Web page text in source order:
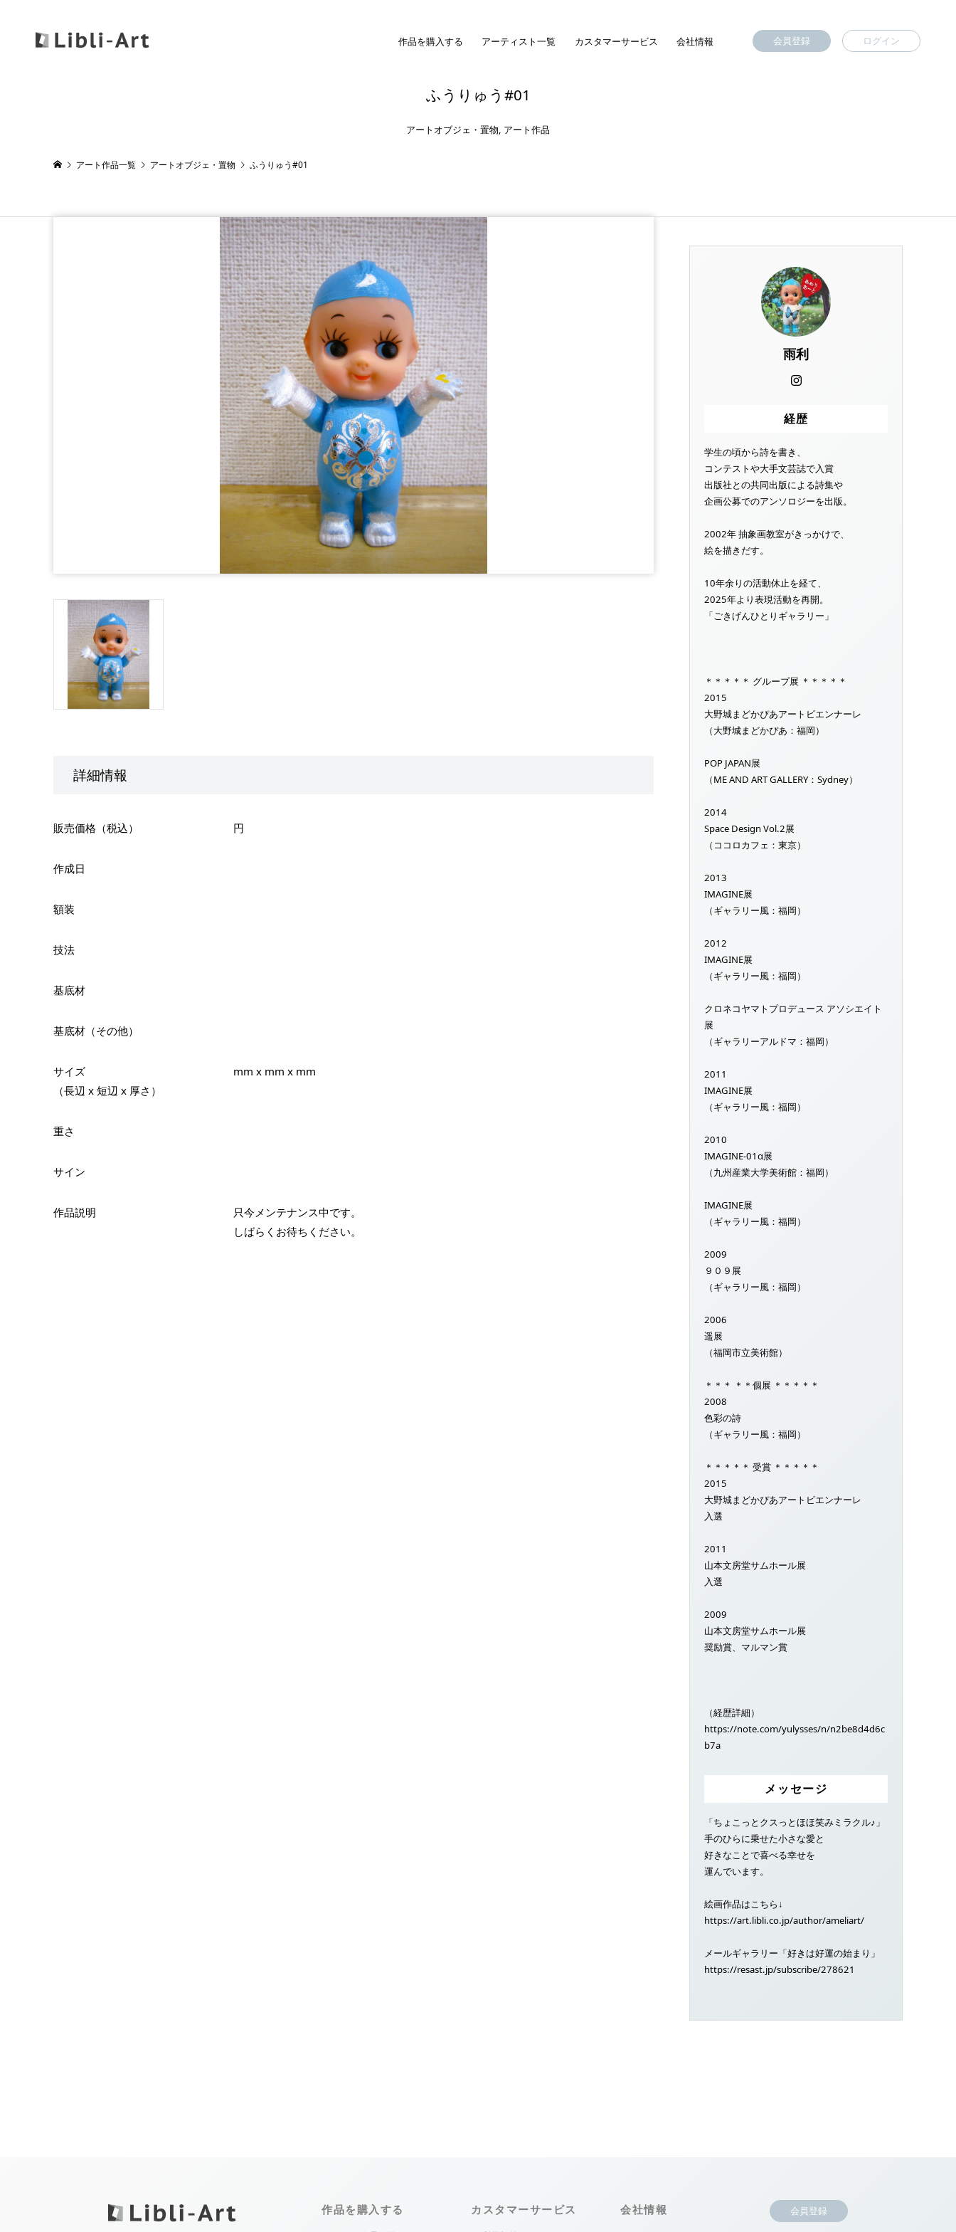
作品を購入する アーティスト一覧 カスタマーサービス 会社情報 会員登録 ログイン
ふうりゅう#01
アートオブジェ・置物, アート作品
アート作品一覧 アートオブジェ・置物 ふうりゅう#01
詳細情報
販売価格（税込） 円
作成日
額装
技法
基底材
基底材（その他）
サイズ
（長辺 x 短辺 x 厚さ）
mm x mm x mm
重さ
サイン
作品説明
只今メンテナンス中です。
しばらくお待ちください。
雨利
経歴
学生の頃から詩を書き、
コンテストや大手文芸誌で入賞
出版社との共同出版による詩集や
企画公募でのアンソロジーを出版。
2002年 抽象画教室がきっかけで、
絵を描きだす。
10年余りの活動休止を経て、
2025年より表現活動を再開。
「ごきげんひとりギャラリー」
＊＊＊＊＊ グループ展 ＊＊＊＊＊
2015
大野城まどかぴあアートビエンナーレ
（大野城まどかぴあ：福岡）
POP JAPAN展
（ME AND ART GALLERY：Sydney）
2014
Space Design Vol.2展
（ココロカフェ：東京）
2013
IMAGINE展
（ギャラリー風：福岡）
2012
IMAGINE展
（ギャラリー風：福岡）
クロネコヤマトプロデュース アソシエイト
展
（ギャラリーアルドマ：福岡）
2011
IMAGINE展
（ギャラリー風：福岡）
2010
IMAGINE-01α展
（九州産業大学美術館：福岡）
IMAGINE展
（ギャラリー風：福岡）
2009
９０９展
（ギャラリー風：福岡）
2006
遥展
（福岡市立美術館）
＊＊＊ ＊＊個展 ＊＊＊＊＊
2008
色彩の詩
（ギャラリー風：福岡）
＊＊＊＊＊ 受賞 ＊＊＊＊＊
2015
大野城まどかぴあアートビエンナーレ
入選
2011
山本文房堂サムホール展
入選
2009
山本文房堂サムホール展
奨励賞、マルマン賞
（経歴詳細）
https://note.com/yulysses/n/n2be8d4d6c
b7a
メッセージ
「ちょこっとクスっとほほ笑みミラクル♪」
手のひらに乗せた小さな愛と
好きなことで喜べる幸せを
運んでいます。
絵画作品はこちら↓
https://art.libli.co.jp/author/ameliart/
メールギャラリー「好きは好運の始まり」
https://resast.jp/subscribe/278621
作品を購入する カスタマーサービス 会社情報 会員登録